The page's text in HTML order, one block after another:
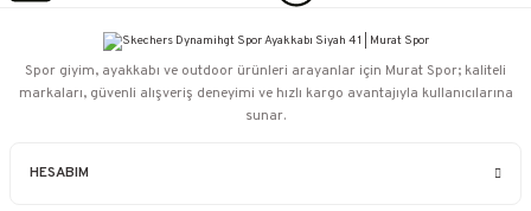
HESABIM
Spor giyim, ayakkabı ve outdoor ürünleri arayanlar için Murat Spor; kaliteli
markaları, güvenli alışveriş deneyimi ve hızlı kargo avantajıyla kullanıcılarına
sunar.